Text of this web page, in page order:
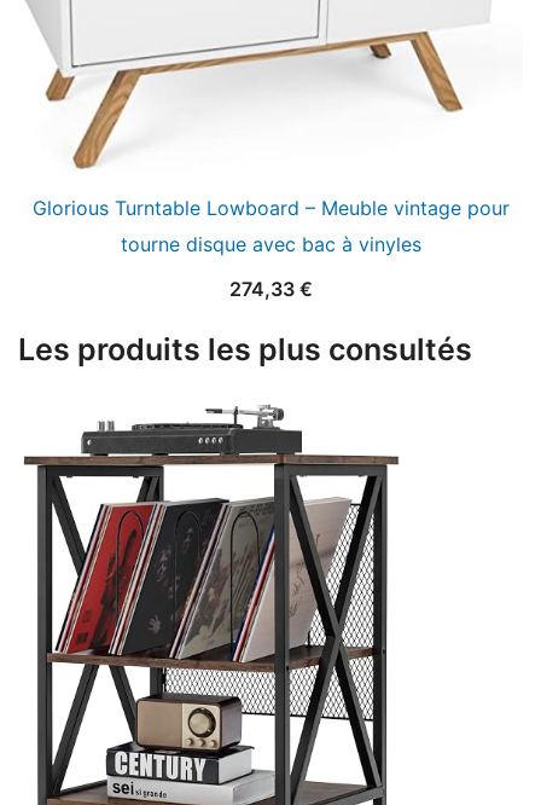
Glorious Turntable Lowboard – Meuble vintage pour
tourne disque avec bac à vinyles
274,33 €
Les produits les plus consultés